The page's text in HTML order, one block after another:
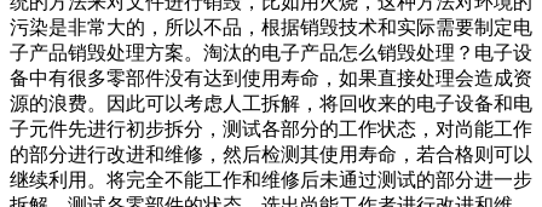
污染是非常大的，所以不品，根据销毁技术和实际需要制定电
子产品销毁处理方案。淘汰的电子产品怎么销毁处理？电子设
备中有很多零部件没有达到使用寿命，如果直接处理会造成资
源的浪费。因此可以考虑人工拆解，将回收来的电子设备和电
子元件先进行初步拆分，测试各部分的工作状态，对尚能工作
的部分进行改进和维修，然后检测其使用寿命，若合格则可以
继续利用。将完全不能工作和维修后未通过测试的部分进一步